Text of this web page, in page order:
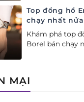
Top đồng hồ
chạy nhất
Khám phá top
Borel bán chạy
MẠI